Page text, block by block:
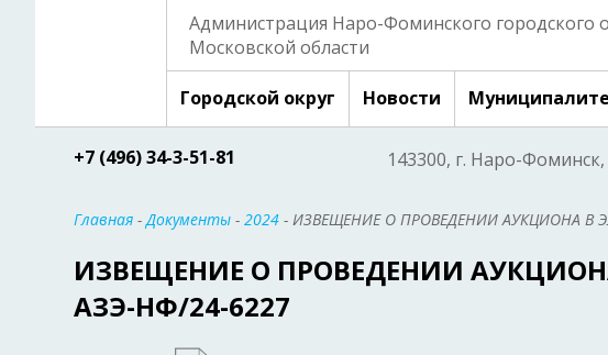
Администрация Наро-Фоминского городского
Московской области
Городской округ Новости
+7 (496) 34-3-51-81 143300, г. Наро-
Главная -Документы - 2024 - ИЗВЕЩЕНИЕ О ПРОВЕДЕНИИ АУКЦИОНА В
ИЗВЕЩЕНИЕ О ПРОВЕДЕНИИ
АЗЭ-НФ/24-6227